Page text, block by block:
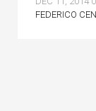
FEDERICO